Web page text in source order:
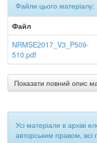
Файли цього матеріалу:
Файл
NRMSE2017_V3_P509-
510.pdf
Показати повний опис
Усі матеріали в архіві
авторським правом, всі